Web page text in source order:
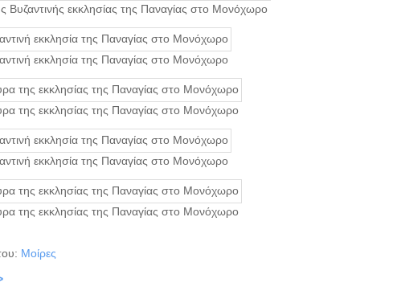
Βυζαντινής εκκλησίας της Παναγίας στο Μονόχωρο
εκκλησία της Παναγίας στο Μονόχωρο
της εκκλησίας της Παναγίας στο Μονόχωρο
εκκλησία της Παναγίας στο Μονόχωρο
της εκκλησίας της Παναγίας στο Μονόχωρο
Μοίρες